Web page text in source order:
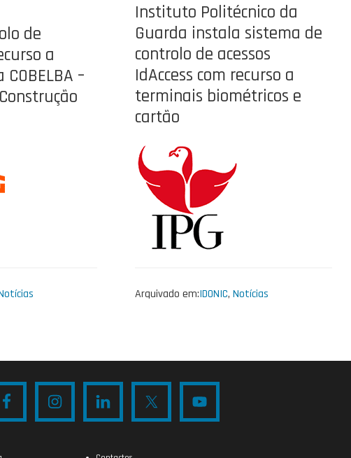
de
a
–
Instituto Politécnico da
Guarda instala sistema de
controlo de acessos
IdAccess com recurso a
terminais biométricos e
cartão
Arquivado em:IDONIC, Notícias